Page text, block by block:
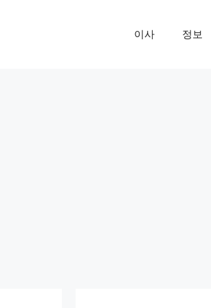
이사 정보